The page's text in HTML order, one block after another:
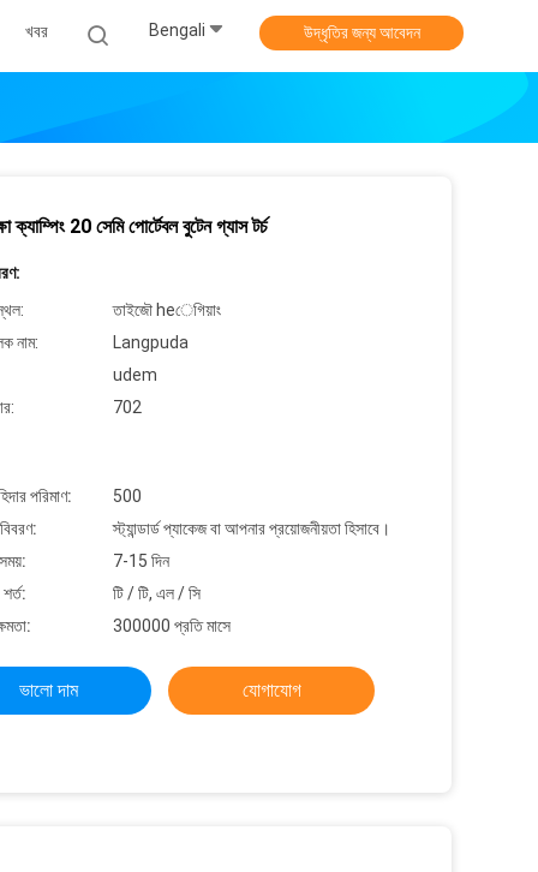
খবর Bengali উদ্ধৃতির জন্য আবেদন
ক্যাম্পিং 20 সেমি পোর্টেবল বুটেন গ্যাস টর্চ
তাইজৌ heেগিয়াং
নাম:
Langpuda
udem
702
পরিমাণ:
500
স্ট্যান্ডার্ড প্যাকেজ বা আপনার প্রয়োজনীয়তা হিসাবে।
7-15 দিন
টি / টি, এল / সি
300000 প্রতি মাসে
ভালো দাম যোগাযোগ